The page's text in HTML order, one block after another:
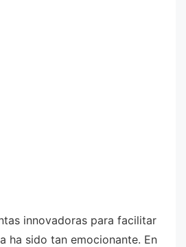
innovadoras para facilitar
ha sido tan emocionante. En